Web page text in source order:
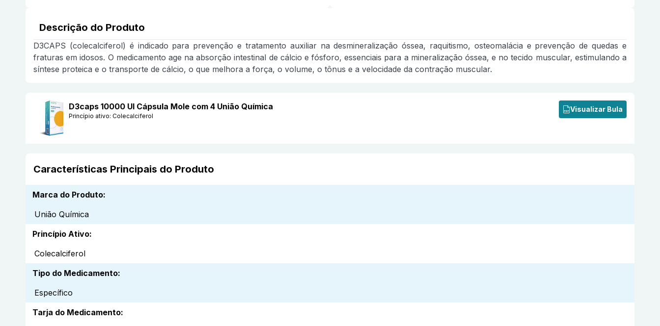
Descrição do Produto
D3CAPS (colecalciferol) é indicado para prevenção e tratamento auxiliar na desmineralização óssea, raquitismo, osteomalácia e prevenção de quedas e
fraturas em idosos. O medicamento age na absorção intestinal de cálcio e fósforo, essenciais para a mineralização óssea, e no tecido muscular, estimulando a
síntese proteica e o transporte de cálcio, o que melhora a força, o volume, o tônus e a velocidade da contração muscular.
D3caps 10000 UI Cápsula Mole com 4 União Química
Princípio ativo: Colecalciferol
Visualizar Bula
Características Principais do Produto
Marca do Produto:
União Química
Princípio Ativo:
Colecalciferol
Tipo do Medicamento:
Específico
Tarja do Medicamento: